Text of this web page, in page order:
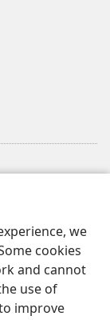
we
cookies
and cannot
use of
improve